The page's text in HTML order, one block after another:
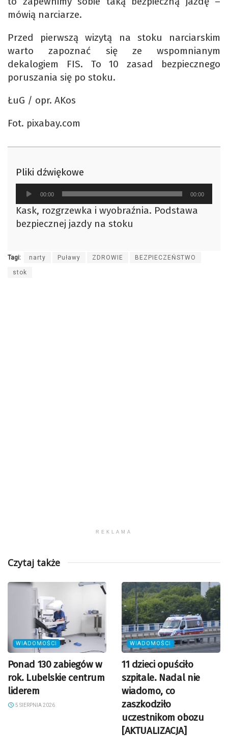
mówią narciarze.
Przed pierwszą wizytą na stoku narciarskim
warto zapoznać się ze wspomnianym
dekalogiem FIS. To 10 zasad bezpiecznego
poruszania się po stoku.
ŁuG / opr. AKos
Fot. pixabay.com
Pliki dźwiękowe
Odtwarzacz
plików
dźwiękowych
00:00 00:00
Kask, rozgrzewka i wyobraźnia. Podstawa
bezpiecznej jazdy na stoku
Tagi: narty Puławy ZDROWIE BEZPIECZEŃSTWO
stok
REKLAMA
Czytaj także
WIADOMOŚCI
Ponad 130 zabiegów w
rok. Lubelskie centrum
liderem
5 SIERPNIA 2026
WIADOMOŚCI
11 dzieci opuściło
szpitale. Nadal nie
wiadomo, co
zaszkodziło
uczestnikom obozu
[AKTUALIZACJA]